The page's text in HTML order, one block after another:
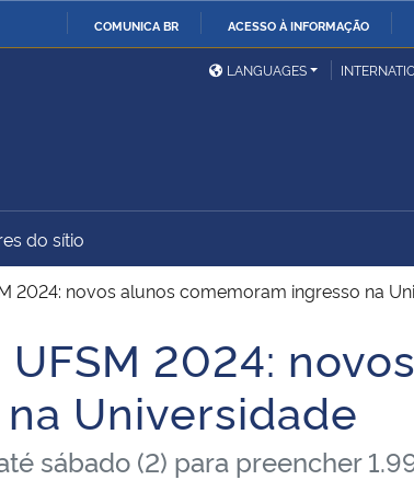
COMUNICA BR ACESSO À INFORMAÇÃO
da Defesa
Ministério das Relações
Exteriores
do
Regional
Geral da União Banco Central do Brasil
LANGUAGES
do sítio
2024: novos alunos comemoram ingresso na
2024:
Universidade
sábado (2) para preencher